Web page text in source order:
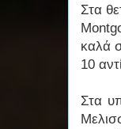
Στα
καλά
10
Στα